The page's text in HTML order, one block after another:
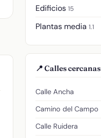
Edificios 15
Plantas media 1.1
📍 Calles cercanas
Calle Ancha
Camino del Campo
Calle Ruidera